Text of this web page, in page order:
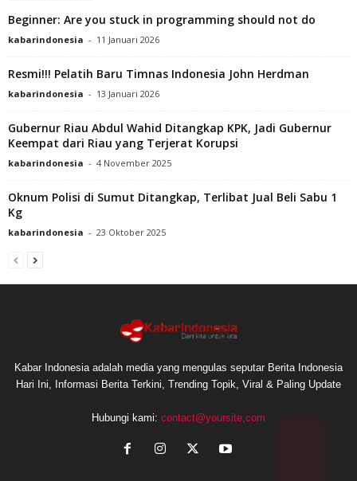
Beginner: Are you stuck in programming should not do
kabarindonesia - 11 Januari 2026
Resmi!!! Pelatih Baru Timnas Indonesia John Herdman
kabarindonesia - 13 Januari 2026
Gubernur Riau Abdul Wahid Ditangkap KPK, Jadi Gubernur
Keempat dari Riau yang Terjerat Korupsi
kabarindonesia - 4 November 2025
Oknum Polisi di Sumut Ditangkap, Terlibat Jual Beli Sabu 1
Kg
kabarindonesia - 23 Oktober 2025
Kabar Indonesia adalah media yang mengulas seputar Berita Indonesia
Hari Ini, Informasi Berita Terkini, Trending Topik, Viral & Paling Update
Hubungi kami: contact@yoursite,com